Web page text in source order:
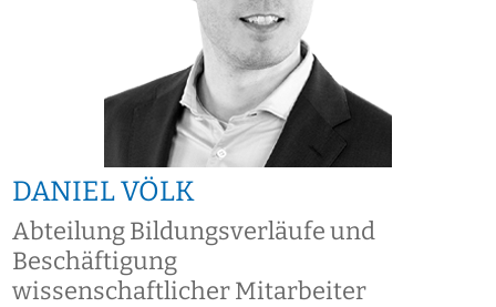
DANIEL VÖLK
Abteilung Bildungsverläufe und
Beschäftigung
wissenschaftlicher Mitarbeiter